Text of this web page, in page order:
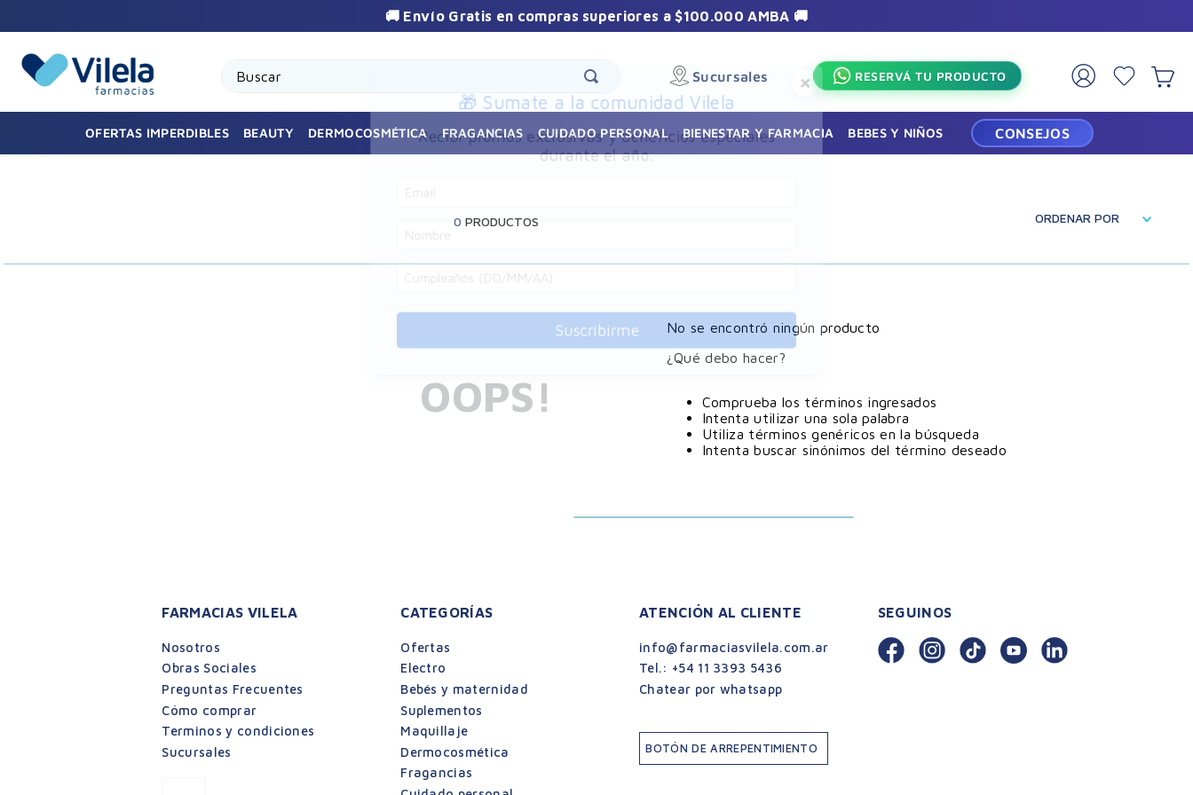
🚚 Envío Gratis en compras superiores a $100.000 AMBA 🚚
Sucursales RESERVÁ TU PRODUCTO
OFERTAS IMPERDIBLES BEAUTY DERMOCOSMÉTICA FRAGANCIAS CUIDADO PERSONAL BIENESTAR Y FARMACIA BEBES Y NIÑOS CONSEJOS
0PRODUCTOS ORDENAR POR
OOPS!
No se encontró ningún producto
¿Qué debo hacer?
Comprueba los términos ingresados
Intenta utilizar una sola palabra
Utiliza términos genéricos en la búsqueda
Intenta buscar sinónimos del término deseado
FARMACIAS VILELA
Nosotros
Obras Sociales
Preguntas Frecuentes
Cómo comprar
Terminos y condiciones
Sucursales
CATEGORÍAS
Ofertas
Electro
Bebés y maternidad
Suplementos
Maquillaje
Dermocosmética
Fragancias
ATENCIÓN AL CLIENTE
info@farmaciasvilela.com.ar
Tel.: +54 11 3393 5436
Chatear por whatsapp
BOTÓN DE ARREPENTIMIENTO
SEGUINOS
×
🎁 Sumate a la comunidad Vilela
Recibí promos exclusivas y beneficios especiales
durante el año.
Suscribirme